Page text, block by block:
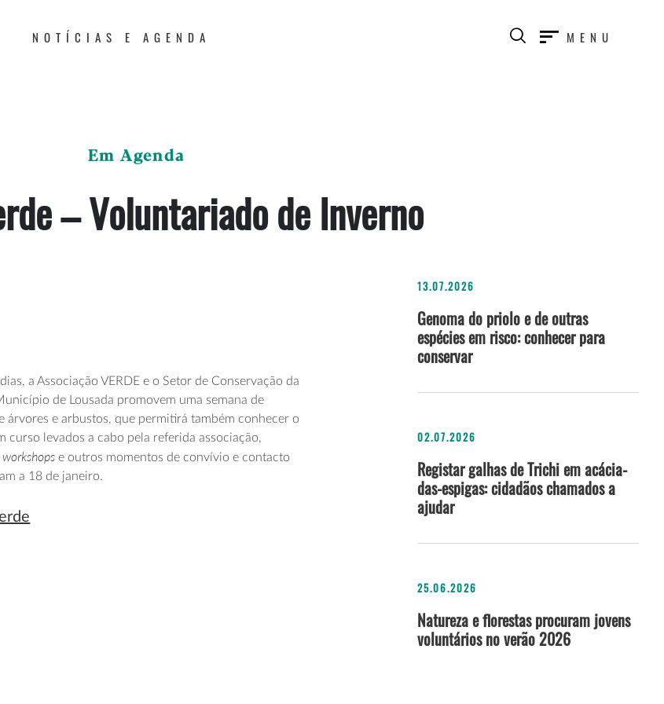
NOTÍCIAS E AGENDA MENU
Em Agenda
– Voluntariado de Inverno
a Associação VERDE e o Setor de Conservação da
de Lousada promovem uma semana de
árvores e arbustos, que permitirá também conhecer o
curso levados a cabo pela referida associação,
workshops e outros momentos de convívio e contacto
a 18 de janeiro.
13.07.2026
Genoma do priolo e de outras
espécies em risco: conhecer para
conservar
02.07.2026
Registar galhas de Trichi em acácia-
das-espigas: cidadãos chamados a
ajudar
25.06.2026
Natureza e florestas procuram jovens
voluntários no verão 2026